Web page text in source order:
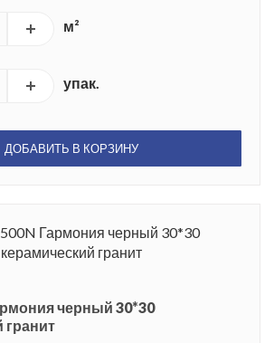
м²
упак.
ДОБАВИТЬ В КОРЗИНУ
черный 30*30
гранит